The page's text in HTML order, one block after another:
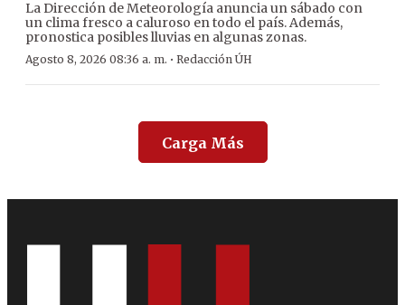
La Dirección de Meteorología anuncia un sábado con
un clima fresco a caluroso en todo el país. Además,
pronostica posibles lluvias en algunas zonas.
Agosto 8, 2026 08:36 a. m. · Redacción ÚH
Carga Más